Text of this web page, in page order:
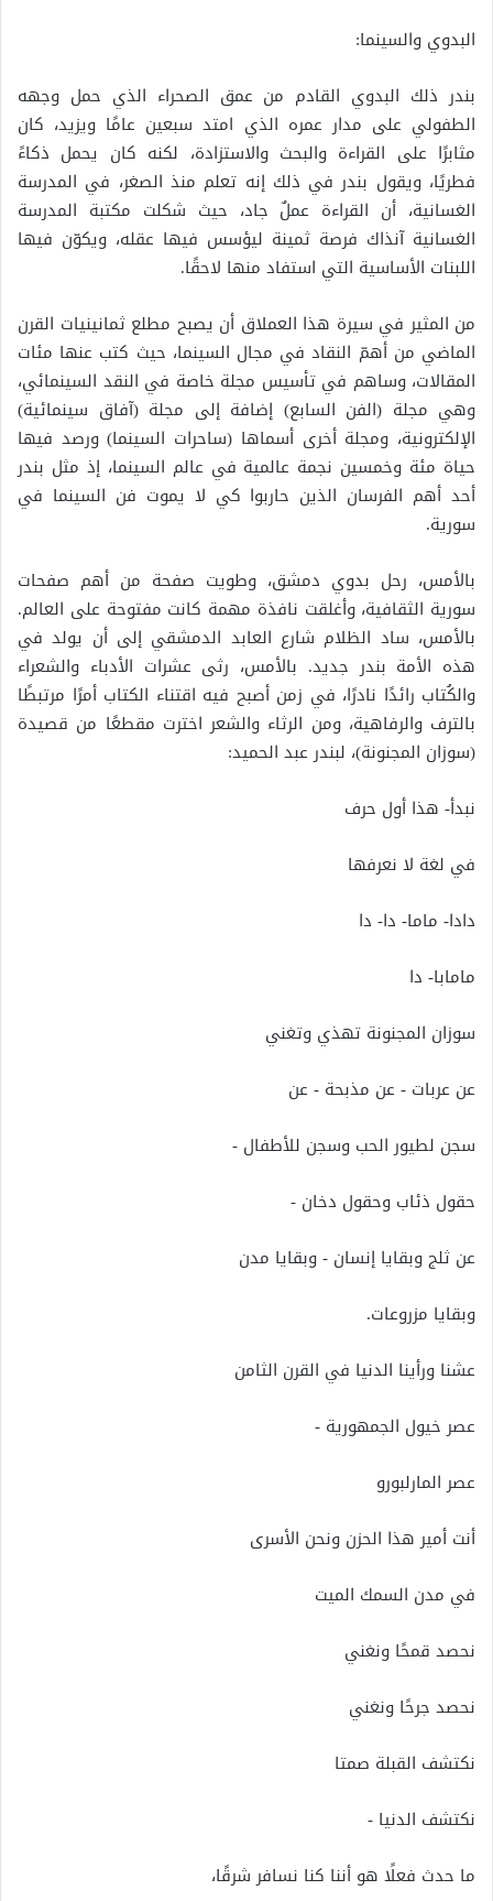
البدوي والسينما:
بندر ذلك البدوي القادم من عمق الصحراء الذي حمل وجهه
الطفولي على مدار عمره الذي امتد سبعين عامًا ويزيد، كان
مثابرًا على القراءة والبحث والاستزادة، لكنه كان يحمل ذكاءً
فطريًا، ويقول بندر في ذلك إنه تعلم منذ الصغر، في المدرسة
الغسانية، أن القراءة عملٌ جاد، حيث شكلت مكتبة المدرسة
الغسانية آنذاك فرصة ثمينة ليؤسس فيها عقله، ويكوّن فيها
اللبنات الأساسية التي استفاد منها لاحقًا.
من المثير في سيرة هذا العملاق أن يصبح مطلع ثمانينيات القرن
الماضي من أهمّ النقاد في مجال السينما، حيث كتب عنها مئات
المقالات، وساهم في تأسيس مجلة خاصة في النقد السينمائي،
وهي مجلة (الفن السابع) إضافة إلى مجلة (آفاق سينمائية)
الإلكترونية، ومجلة أخرى أسماها (ساحرات السينما) ورصد فيها
حياة مئة وخمسين نجمة عالمية في عالم السينما، إذ مثل بندر
أحد أهم الفرسان الذين حاربوا كي لا يموت فن السينما في
سورية.
بالأمس، رحل بدوي دمشق، وطويت صفحة من أهم صفحات
سورية الثقافية، وأغلقت نافذة مهمة كانت مفتوحة على العالم.
بالأمس، ساد الظلام شارع العابد الدمشقي إلى أن يولد في
هذه الأمة بندر جديد. بالأمس، رثى عشرات الأدباء والشعراء
والكُتاب رائدًا نادرًا، في زمن أصبح فيه اقتناء الكتاب أمرًا مرتبطًا
بالترف والرفاهية، ومن الرثاء والشعر اخترت مقطعًا من قصيدة
(سوزان المجنونة)، لبندر عبد الحميد:
نبدأ- هذا أول حرف
في لغة لا نعرفها
دادا- ماما- دا- دا
مامابا- دا
سوزان المجنونة تهذي وتغني
عن عربات - عن مذبحة - عن
سجن لطيور الحب وسجن للأطفال -
حقول ذئاب وحقول دخان -
عن ثلج وبقايا إنسان - وبقايا مدن
وبقايا مزروعات.
عشنا ورأينا الدنيا في القرن الثامن
عصر خيول الجمهورية -
عصر المارلبورو
أنت أمير هذا الحزن ونحن الأسرى
في مدن السمك الميت
نحصد قمحًا ونغني
نحصد جرحًا ونغني
نكتشف القبلة صمتا
نكتشف الدنيا -
ما حدث فعلًا هو أننا كنا نسافر شرقًا،